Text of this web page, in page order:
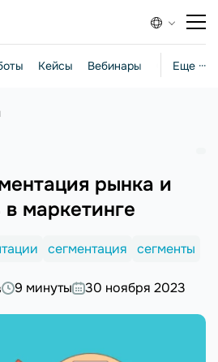
Еще ···
Кейсы Вебинары Стратегии
рынка и
маркетинге
сегментация сегменты
9 минуты 30 ноября 2023